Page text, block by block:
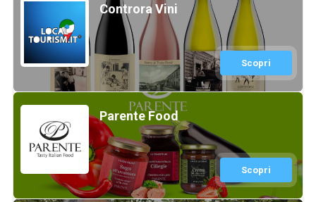
Controra Vini
Scopri
Parente Food
Scopri